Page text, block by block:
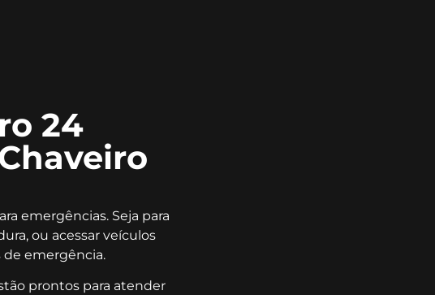
24
emergências. Seja para
ou acessar veículos
de emergência.
prontos para atender